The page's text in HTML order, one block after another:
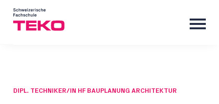
DIPL. TECHNIKER/IN HF BAUPLANUNG ARCHITEKTUR